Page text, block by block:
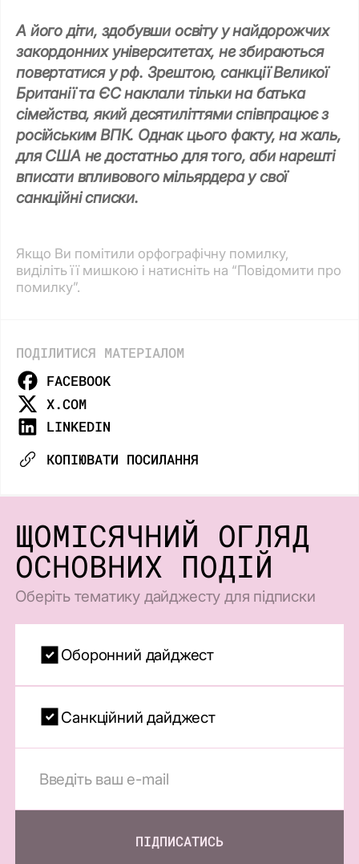
А його діти, здобувши освіту у найдорожчих
закордонних університетах, не збираються
повертатися у рф. Зрештою, санкції Великої
Британії та ЄС наклали тільки на батька
сімейства, який десятиліттями співпрацює з
російським ВПК. Однак цього факту, на жаль,
для США не достатньо для того, аби нарешті
вписати впливового мільярдера у свої
санкційні списки.
Якщо Ви помітили орфографічну помилку,
виділіть її мишкою і натисніть на “Повідомити про
помилку”.
ПОДІЛИТИСЯ МАТЕРІАЛОМ
FACEBOOK
X.COM
LINKEDIN
КОПІЮВАТИ ПОСИЛАННЯ
ЩОМІСЯЧНИЙ ОГЛЯД
ОСНОВНИХ ПОДІЙ
Оберіть тематику дайджесту для підписки
Оборонний дайджест
Санкційний дайджест
ПІДПИСАТИСЬ